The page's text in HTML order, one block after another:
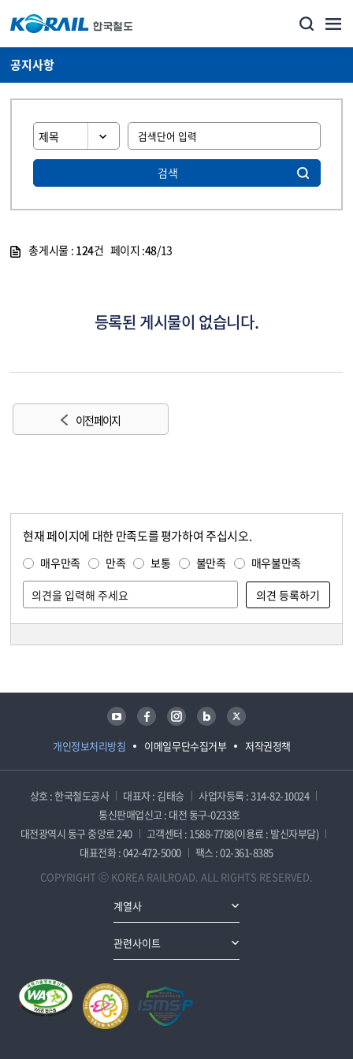
공지사항
검색
총게시물 : 124건 페이지 :48/13
등록된 게시물이 없습니다.
이전 페이지
현재 페이지에 대한 만족도를 평가하여 주십시오.
매우만족 만족 보통 불만족 매우불만족
개인정보처리방침 이메일무단수집거부 저작권정책
유튜브 페이스북 인스타그램 블로그 트위터
상호 : 한국철도공사 대표자 : 김태승
사업자등록 : 314-82-10024
통신판매업신고 : 대전 동구-0233호
대전광역시 동구 중앙로 240
고객센터 : 1588-7788(이용료 : 발신자부담)
대표전화 : 042-472-5000
팩스 : 02-361-8385
COPYRIGHT ⓒ KOREA RAILROAD. ALL RIGHTS RESERVED.
계열사
관련사이트